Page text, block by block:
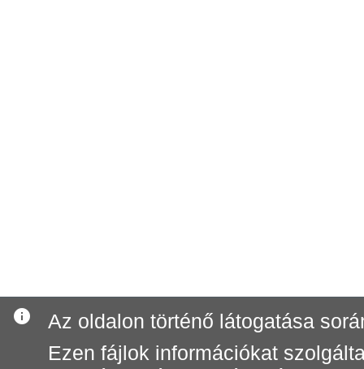
info
Az oldalon történő látogatása
Ezen fájlok információkat